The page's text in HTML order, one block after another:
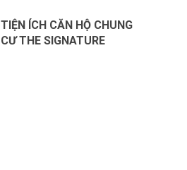
TIỆN ÍCH CĂN HỘ CHUNG
CƯ THE SIGNATURE